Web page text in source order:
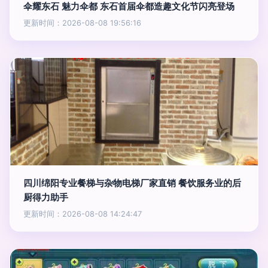
伞耀东石 魅力伞都 东石首届伞都造趣文化节闪亮登场
更新时间：2026-08-08 19:56:16
四川绵阳专业餐梯与杂物电梯厂家直销 餐饮服务业的后
厨得力助手
更新时间：2026-08-08 14:24:47